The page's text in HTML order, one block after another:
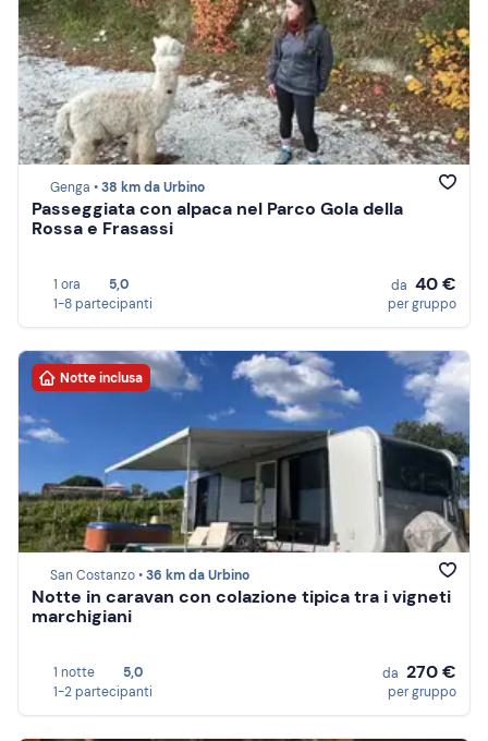
Genga •38 km da Urbino
Passeggiata con alpaca nel Parco Gola della
Rossa e Frasassi
1 ora
5,0
1-8 partecipanti
da 40 €
per gruppo
Notte inclusa
San Costanzo •36 km da Urbino
Notte in caravan con colazione tipica tra i vigneti
marchigiani
1 notte
5,0
1-2 partecipanti
da 270 €
per gruppo